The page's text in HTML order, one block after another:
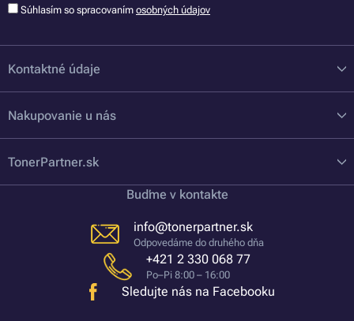
Súhlasím so spracovaním osobných údajov
Kontaktné údaje
Nakupovanie u nás
TonerPartner.sk
Buďme v kontakte
info@tonerpartner.sk
Odpovedáme do druhého dňa
+421 2 330 068 77
Po–Pi 8:00 – 16:00
Sledujte nás na Facebooku